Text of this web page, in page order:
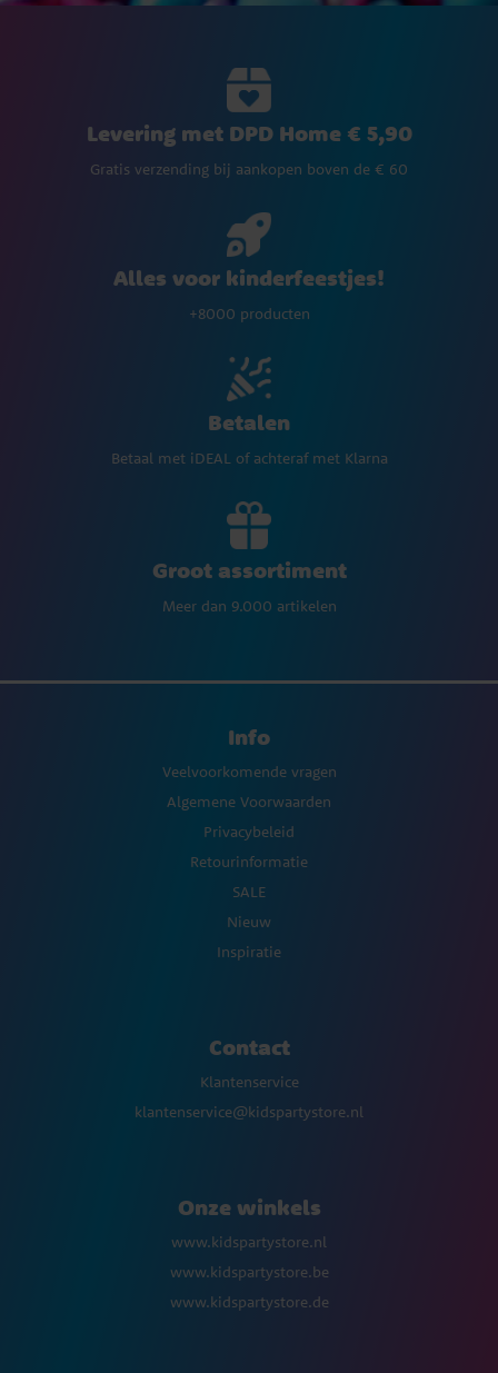
Levering met DPD Home € 5,90
Gratis verzending bij aankopen boven de € 60
Alles voor kinderfeestjes!
+8000 producten
Betalen
Betaal met iDEAL of achteraf met Klarna
Groot assortiment
Meer dan 9.000 artikelen
Info
Veelvoorkomende vragen
Algemene Voorwaarden
Privacybeleid
Retourinformatie
SALE
Nieuw
Inspiratie
Contact
Klantenservice
klantenservice@kidspartystore.nl
Onze winkels
www.kidspartystore.nl
www.kidspartystore.be
www.kidspartystore.de